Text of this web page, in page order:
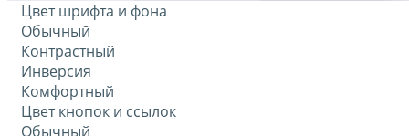
Цвет шрифта и фона
Обычный
Контрастный
Инверсия
Комфортный
Цвет кнопок и ссылок
Обычный